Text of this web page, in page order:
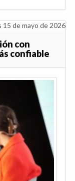
15 de mayo de 2026
con
confiable